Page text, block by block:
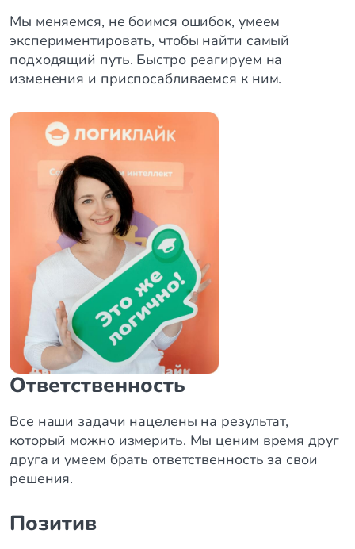
Мы меняемся, не боимся ошибок, умеем
экспериментировать, чтобы найти самый
подходящий путь. Быстро реагируем на
изменения и приспосабливаемся к ним.
Ответственность
Все наши задачи нацелены на результат,
который можно измерить. Мы ценим время друг
друга и умеем брать ответственность за свои
решения.
Позитив